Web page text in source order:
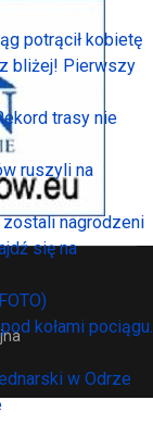
potrącił kobietę
bliżej! Pierwszy
trasy nie
ruszyli na
zostali nagrodzeni
się na
kołami pociągu.
w Odrze